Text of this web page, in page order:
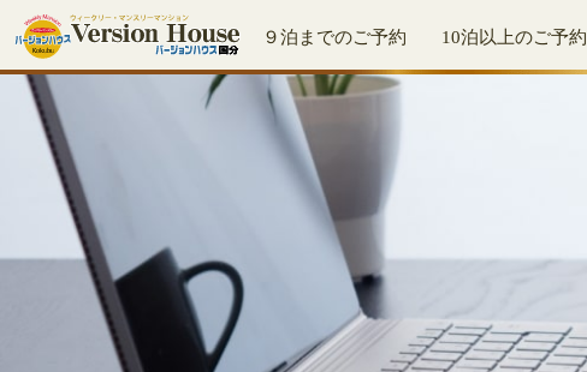
９泊までのご予約 10泊以上のご予約